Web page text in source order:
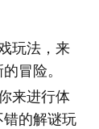
玩法，来
冒险。
来进行体
的解谜玩